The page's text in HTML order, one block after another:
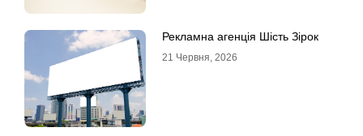
Рекламна агенція Шість Зірок
21 Червня, 2026